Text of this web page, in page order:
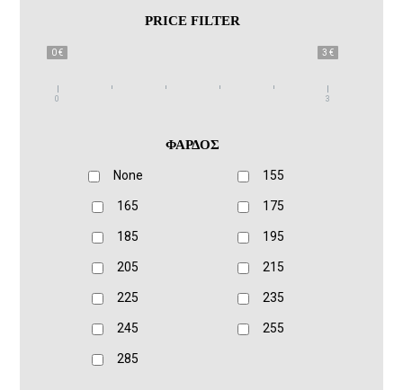
PRICE FILTER
0 € 3 €
0 3
ΦΑΡΔΟΣ
None 155
165 175
185 195
205 215
225 235
245 255
285